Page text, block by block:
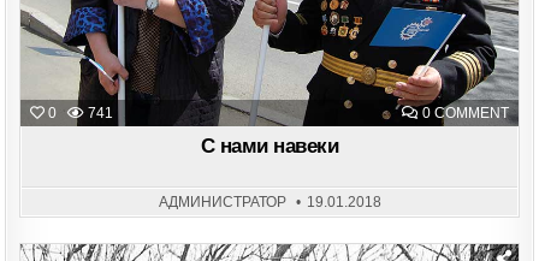
0 741 0 COMMENTON
С
С нами навеки
АДМИНИСТРАТОР 19.01.2018